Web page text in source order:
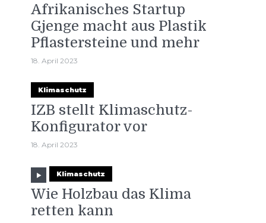
Afrikanisches Startup
Gjenge macht aus Plastik
Pflastersteine und mehr
18. April 2023
Klimaschutz
IZB stellt Klimaschutz-
Konfigurator vor
18. April 2023
Klimaschutz
Wie Holzbau das Klima
retten kann